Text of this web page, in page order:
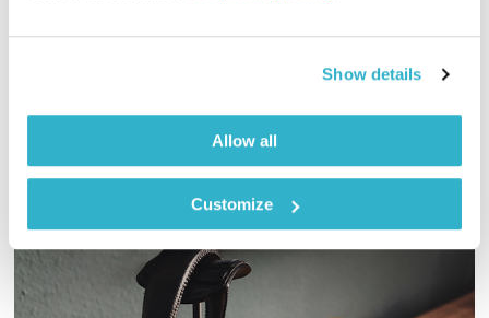
Show details
Allow all
Customize
שירה רודרמן, מנכלי"ת קרן משפחת רודרמן. מראיין: אסי זיגדון
אודיווידאו